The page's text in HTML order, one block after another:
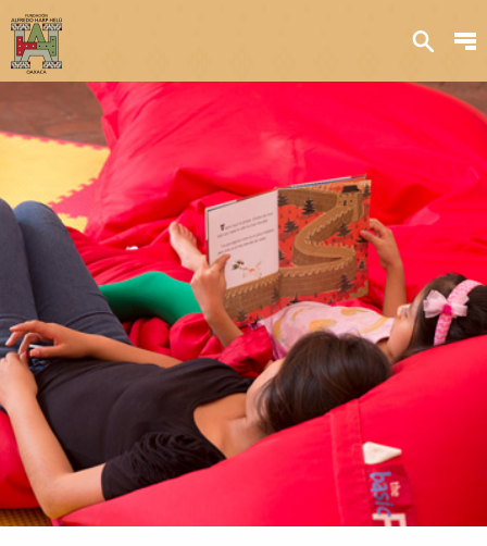
Sobre nosotros
Transparencia
Qué hacemos
Iniciativas
Acervos y
colecciones
Contacto